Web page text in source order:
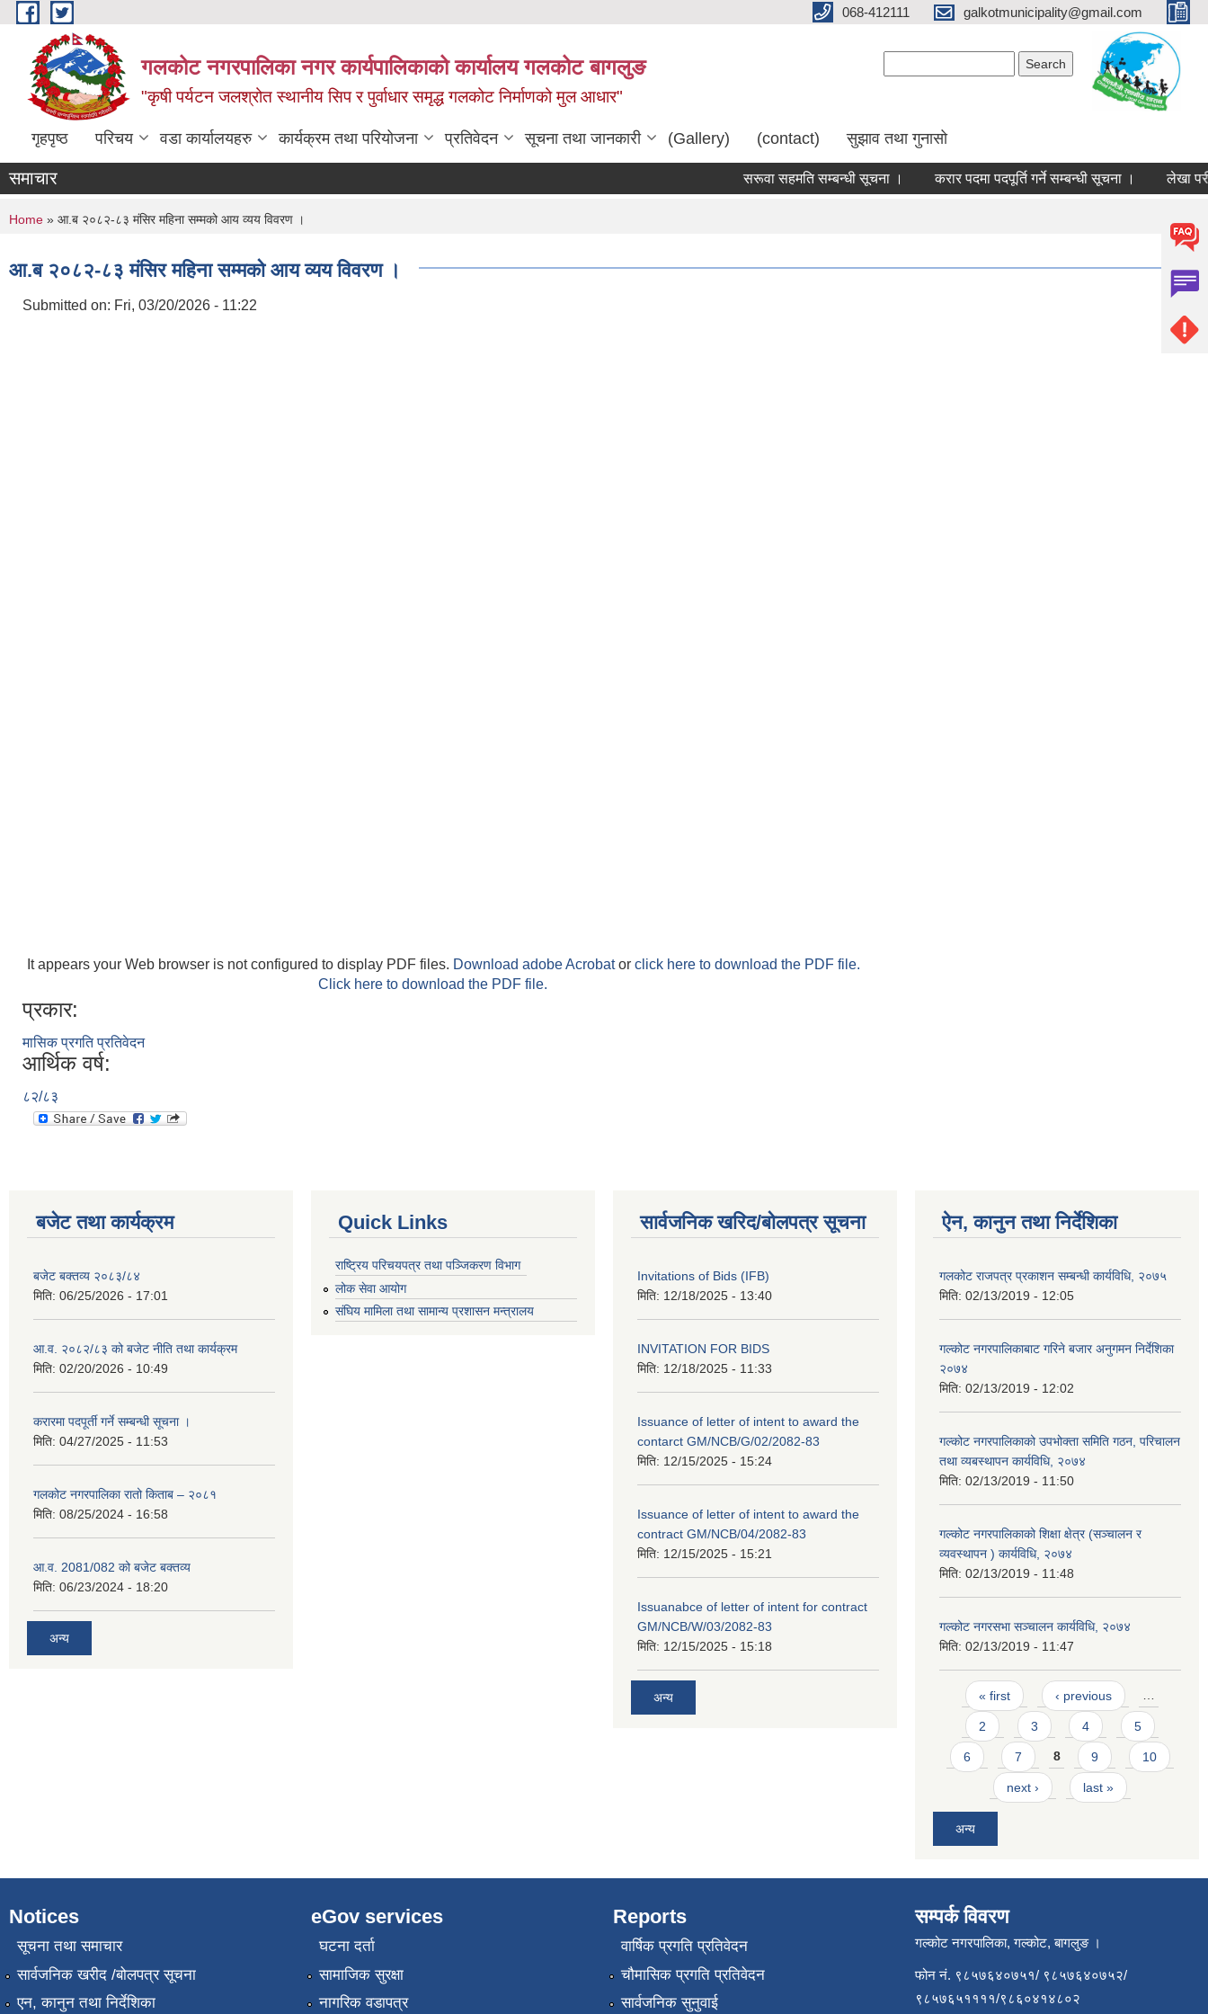
Skip to main content 068-412111 galkotmunicipality@gmail.com
गलकोट नगरपालिका नगर कार्यपालिकाको कार्यालय गलकोट बागलुङ
"कृषी पर्यटन जलश्रोत स्थानीय सिप र पुर्वाधार समृद्ध गलकोट निर्माणको मुल आधार"
गृहपृष्ठ परिचय वडा कार्यालयहरु कार्यक्रम तथा परियोजना प्रतिवेदन सूचना तथा जानकारी (Gallery) (contact) सुझाव तथा गुनासो
समाचार सरूवा सहमति सम्बन्धी सूचना । करार पदमा पदपूर्ति गर्ने सम्बन्धी सूचना । लेखा
You are here
Home » आ.ब २०८२-८३ मंसिर महिना सम्मको आय व्यय विवरण ।
आ.ब २०८२-८३ मंसिर महिना सम्मको आय व्यय विवरण ।
Submitted on: Fri, 03/20/2026 - 11:22
It appears your Web browser is not configured to display PDF files. Download adobe Acrobator click here to download the PDF file.
Click here to download the PDF file.
प्रकार:
मासिक प्रगति प्रतिवेदन
आर्थिक वर्ष:
८२/८३
बजेट तथा कार्यक्रम
बजेट बक्तव्य २०८३/८४
मिति: 06/25/2026 - 17:01
आ.व. २०८२/८३ को बजेट नीति तथा कार्यक्रम
मिति: 02/20/2026 - 10:49
करारमा पदपूर्ती गर्ने सम्बन्धी सूचना ।
मिति: 04/27/2025 - 11:53
गलकोट नगरपालिका रातो किताब – २०८१
मिति: 08/25/2024 - 16:58
आ.व. 2081/082 को बजेट बक्तव्य
मिति: 06/23/2024 - 18:20
अन्य
Quick Links
राष्ट्रिय परिचयपत्र तथा पञ्जिकरण विभाग
लोक सेवा आयोग
संघिय मामिला तथा सामान्य प्रशासन मन्त्रालय
सार्वजनिक खरिद/बोलपत्र सूचना
Invitations of Bids (IFB)
मिति: 12/18/2025 - 13:40
INVITATION FOR BIDS
मिति: 12/18/2025 - 11:33
Issuance of letter of intent to award the
contarct GM/NCB/G/02/2082-83
मिति: 12/15/2025 - 15:24
Issuance of letter of intent to award the
contract GM/NCB/04/2082-83
मिति: 12/15/2025 - 15:21
Issuanabce of letter of intent for contract
GM/NCB/W/03/2082-83
मिति: 12/15/2025 - 15:18
अन्य
ऐन, कानुन तथा निर्देशिका
गलकोट राजपत्र प्रकाशन सम्बन्धी कार्यविधि, २०७५
मिति: 02/13/2019 - 12:05
गल्कोट नगरपालिकाबाट गरिने बजार अनुगमन निर्देशिका
२०७४
मिति: 02/13/2019 - 12:02
गल्कोट नगरपालिकाको उपभोक्ता समिति गठन, परिचालन
तथा व्यबस्थापन कार्यविधि, २०७४
मिति: 02/13/2019 - 11:50
गल्कोट नगरपालिकाको शिक्षा क्षेत्र (सञ्चालन र
व्यवस्थापन ) कार्यविधि, २०७४
मिति: 02/13/2019 - 11:48
गल्कोट नगरसभा सञ्चालन कार्यविधि, २०७४
मिति: 02/13/2019 - 11:47
Pages
« first ‹ previous …
2 3 4 5
6 7 8 9 10
next › last »
अन्य
Notices
सूचना तथा समाचार
सार्वजनिक खरीद /बोलपत्र सूचना
एन, कानुन तथा निर्देशिका
eGov services
घटना दर्ता
सामाजिक सुरक्षा
नागरिक वडापत्र
Reports
वार्षिक प्रगति प्रतिवेदन
चौमासिक प्रगति प्रतिवेदन
सार्वजनिक सुनुवाई
सम्पर्क विवरण
गल्कोट नगरपालिका, गल्कोट, बागलुङ ।
फोन नं. ९८५७६४०७५१/ ९८५७६४०७५२/
९८५७६५११११/९८६०४१४८०२